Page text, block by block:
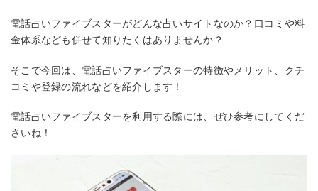
電話占いファイブスターがどんな占いサイトなのか？口コミや料
金体系なども併せて知りたくはありませんか？
そこで今回は、電話占いファイブスターの特徴やメリット、クチ
コミや登録の流れなどを紹介します！
電話占いファイブスターを利用する際には、ぜひ参考にしてくだ
さいね！